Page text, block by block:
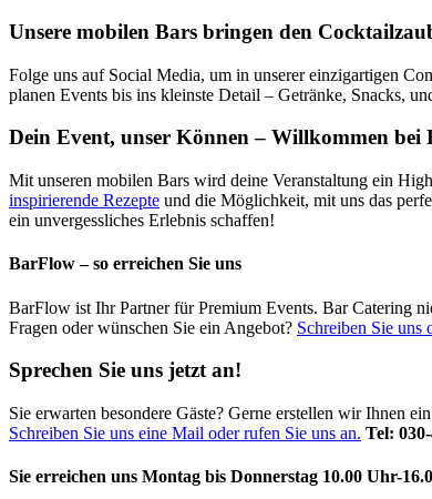
Unsere mobilen Bars bringen den
Folge uns auf Social Media, um in unserer einzigartigen
planen Events bis ins kleinste Detail – Getränke, Snacks,
Dein Event, unser Können – Willkommen bei
Mit unseren mobilen Bars wird deine Veranstaltung ein
inspirierende Rezepte und die Möglichkeit, mit uns das
ein unvergessliches Erlebnis schaffen!
BarFlow – so erreichen Sie uns
BarFlow ist Ihr Partner für Premium Events. Bar Catering
Fragen oder wünschen Sie ein Angebot? Schreiben Sie uns
Sprechen Sie uns jetzt an!
Sie erwarten besondere Gäste? Gerne erstellen wir Ihnen
Schreiben Sie uns eine Mail oder rufen Sie uns an. Tel:
Sie erreichen uns Montag bis Donnerstag 10.00 Uhr-